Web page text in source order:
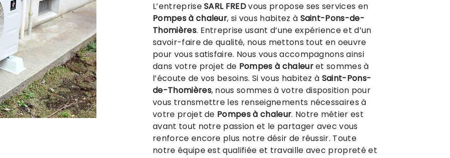
L’entrepriseSARL FREDvous propose ses services en
Pompes à chaleur, si vous habitez à Saint-Pons-de-
Thomières. Entreprise usant d’une expérience et d’un
savoir-faire de qualité, nous mettons tout en oeuvre
pour vous satisfaire. Nous vous accompagnons ainsi
dans votre projet de Pompes à chaleuret sommes à
l’écoute de vos besoins. Si vous habitez à Saint-Pons-
de-Thomières, nous sommes à votre disposition pour
vous transmettre les renseignements nécessaires à
votre projet de Pompes à chaleur. Notre métier est
avant tout notre passion et le partager avec vous
renforce encore plus notre désir de réussir. Toute
notre équipe est qualifiée et travaille avec propreté et